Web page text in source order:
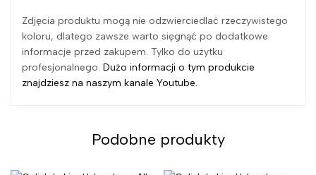
Zdjęcia produktu mogą nie odzwierciedlać rzeczywistego
koloru, dlatego zawsze warto sięgnąć po dodatkowe
informacje przed zakupem. Tylko do użytku
profesjonalnego. Dużo informacji o tym produkcie
znajdziesz na naszym kanale Youtube.
Podobne produkty